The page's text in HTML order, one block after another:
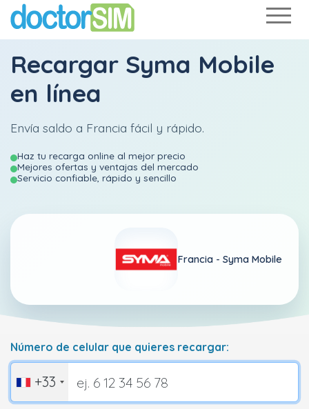
Recargar Syma Mobile
en línea
Envía saldo a Francia fácil y rápido.
Haz tu recarga online al mejor precio
Mejores ofertas y ventajas del mercado
Servicio confiable, rápido y sencillo
Francia - Syma Mobile
Número de celular que quieres recargar:
+33